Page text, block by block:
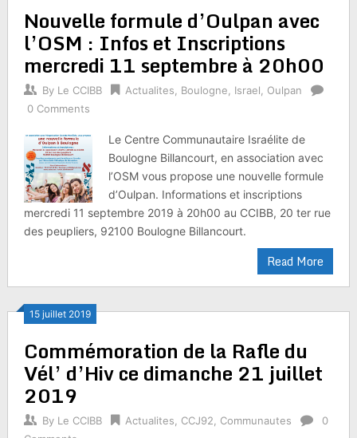
Nouvelle formule d’Oulpan avec
l’OSM : Infos et Inscriptions
mercredi 11 septembre à 20h00
By Le CCIBB Actualites Boulogne Israel
Oulpan
0 Comments
Le Centre Communautaire Israélite de
Boulogne Billancourt, en association avec
l’OSM vous propose une nouvelle formule
d’Oulpan. Informations et inscriptions
mercredi 11 septembre 2019 à 20h00 au CCIBB, 20 ter rue
des peupliers, 92100 Boulogne Billancourt.
Read More
15 juillet 2019
Commémoration de la Rafle du
Vél’ d’Hiv ce dimanche 21 juillet
2019
By Le CCIBB Actualites CCJ92 Communautes
0